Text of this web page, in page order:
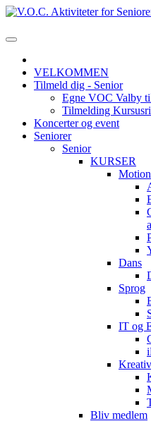
VELKOMMEN
Tilmeld dig - Senior
Egne VOC Valby
Tilmelding
Koncerter og event
Seniorer
Senior
KURSER
Motion
Dans
Sprog
IT og
Bliv medlem